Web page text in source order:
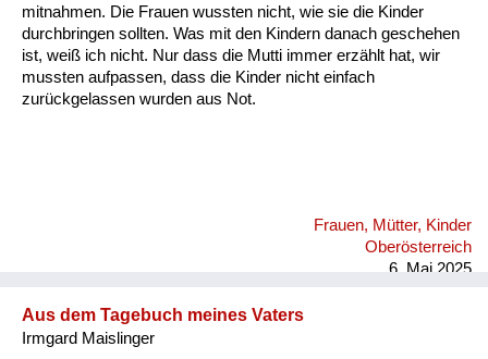
mitnahmen. Die Frauen wussten nicht, wie sie die Kinder
durchbringen sollten. Was mit den Kindern danach geschehen
ist, weiß ich nicht. Nur dass die Mutti immer erzählt hat, wir
mussten aufpassen, dass die Kinder nicht einfach
zurückgelassen wurden aus Not.
Frauen, Mütter, Kinder
Oberösterreich
6. Mai 2025
Aus dem Tagebuch meines Vaters
Irmgard Maislinger